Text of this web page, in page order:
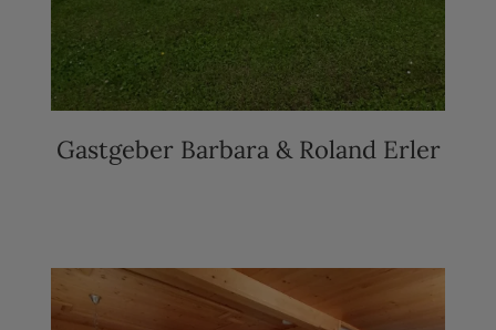
Gastgeber Barbara & Roland Erler